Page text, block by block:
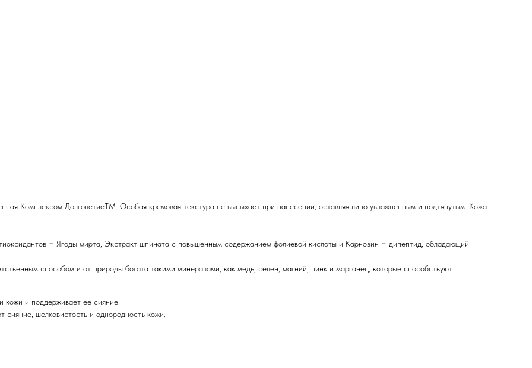
Комплексом ДолголетиеTM. Особая кремовая текстура не высыхает при нанесении, оставляя лицо увлажненным и подтянутым. Кожа
− Ягоды мирта, Экстракт шпината с повышенным содержанием фолиевой кислоты и Карнозин − дипептид, обладающий
способом и от природы богата такими минералами, как медь, селен, магний, цинк и марганец, которые способствуют
кожи и поддерживает ее сияние.
шелковистость и однородность кожи.